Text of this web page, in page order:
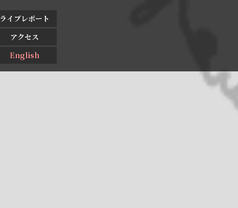
ライブレポート
アクセス
English